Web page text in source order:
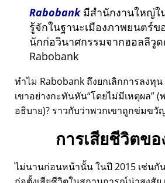
Rabobankมีสำนักงานใหญ่ใ
รู้จักในฐานะเมืองภาพยนตร์ข
นักก่อวินาศกรรมจากฮอลลีวู
Rabobank
ทำไม Rabobank ถึงยกเลิกการลงทุ
เขาอย่างกะทันหัน โดยไม่มีเหตุผล (
อธิบาย)? ราวกับว่าพวกเขาถูกข่มขวั
การเสียชีวิตขอ
ไม่นานก่อนหน้านั้น ในปี 2015 เช่นกั